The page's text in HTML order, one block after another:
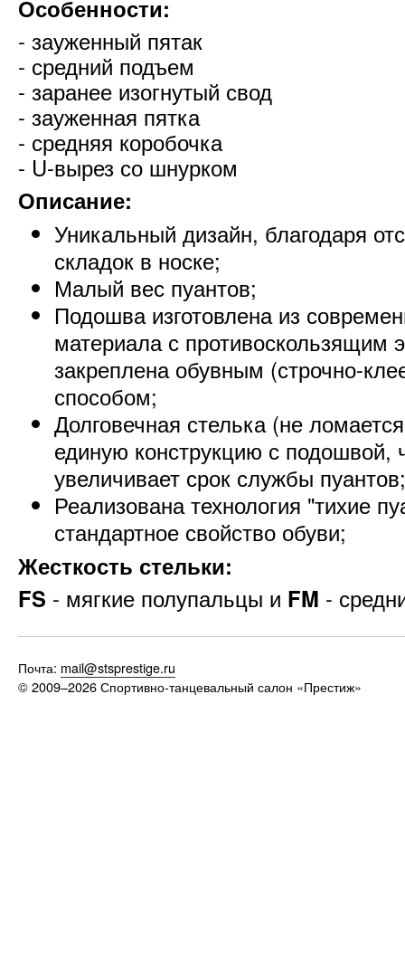
Особенности:
- зауженный пятак
- средний подъем
- заранее изогнутый свод
- зауженная пятка
- средняя коробочка
- U-вырез со шнурком
Описание:
Уникальный дизайн, благодаря
складок в носке;
Малый вес пуантов;
Подошва изготовлена из
материала с противоскользящим
закреплена обувным (строчно-
способом;
Долговечная стелька (не
единую конструкцию с подошвой,
увеличивает срок службы пуантов;
Реализована технология "тихие
стандартное свойство обуви;
Жесткость стельки:
FS - мягкие полупальцы и FM -
Почта: mail@stsprestige.ru
© 2009–2026Спортивно-танцевальный салон «Престиж»